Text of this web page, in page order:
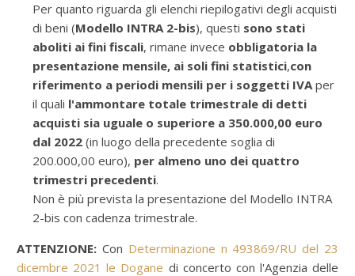
Per quanto riguarda gli elenchi riepilogativi degli acquisti
di beni (Modello INTRA 2-bis), questi sono stati
aboliti ai fini fiscali, rimane invece obbligatoria la
presentazione mensile, ai soli fini statistici,con
riferimento a periodi mensili per i soggetti IVAper
il quali l'ammontare totale trimestrale di detti
acquisti sia uguale o superiore a 350.000,00 euro
dal 2022 (in luogo della precedente soglia di
200.000,00 euro), per almeno uno dei quattro
trimestri precedenti.
Non è più prevista la presentazione del Modello INTRA
2-bis con cadenza trimestrale.
ATTENZIONE: Con Determinazione n 493869/RU del 23
dicembre 2021 le Dogane di concerto con l'Agenzia delle